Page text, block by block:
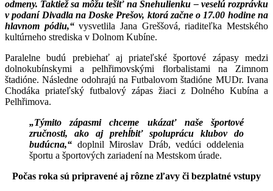
odmeny. Taktiež sa môžu tešiť na Snehulienku – veselú rozprávku
v podaní Divadla na Doske Prešov, ktorá začne o 17.00 hodine na
hlavnom pódiu,“vysvetlila Jana Greššová, riaditeľka Mestského
kultúrneho strediska v Dolnom Kubíne.
Paralelne budú prebiehať aj priateľské športové zápasy medzi
dolnokubínskymi a pelhřimovskými florbalistami na Zimnom
štadióne. Následne odohrajú na Futbalovom štadióne MUDr. Ivana
Chodáka priateľský futbalový zápas žiaci z Dolného Kubína a
Pelhřimova.
„Týmito zápasmi chceme ukázať naše športové
zručnosti, ako aj prehĺbiť spoluprácu klubov do
budúcna,“ doplnil Miroslav Dráb, vedúci oddelenia
športu a športových zariadení na Mestskom úrade.
Počas roka sú pripravené aj rôzne zľavy či bezplatné vstupy